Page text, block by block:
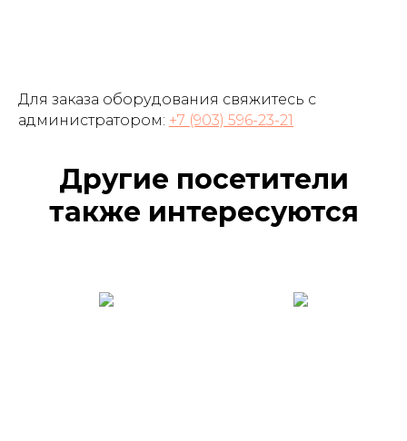
Для заказа оборудования свяжитесь с
администратором: +7 (903) 596-23-21
Другие посетители
также интересуются